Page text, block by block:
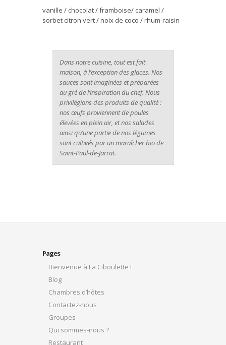
vanille / chocolat / framboise/ caramel /
sorbet citron vert / noix de coco / rhum-raisin
Dans notre cuisine, tout est fait
maison, à l’exception des glaces. Nos
sauces sont imaginées et préparées
au gré de l’inspiration du chef. Nous
privilégions des produits de qualité :
nos œufs proviennent de poules
élevées en plein air, et nos salades
ainsi qu’une partie de nos légumes
sont cultivés par un maraîcher bio de
Saint-Paul-de-Jarrat.
Pages
Bienvenue à La Ciboulette !
Blog
Chambres d’hôtes
Contactez-nous
Groupes
Qui sommes-nous ?
Restaurant